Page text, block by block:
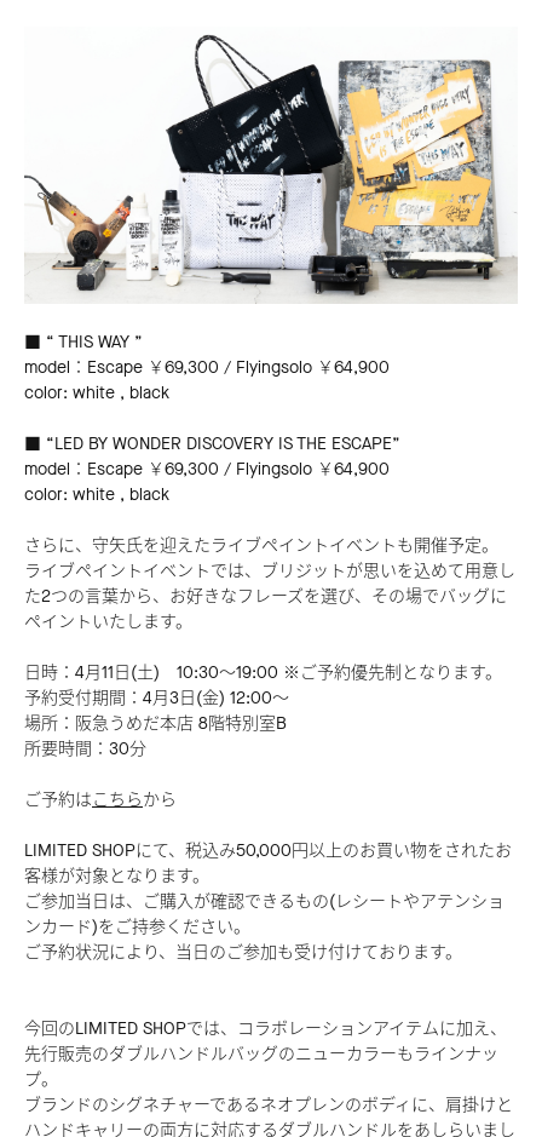
■ “ THIS WAY ”​
model：Escape ￥69,300 / Flyingsolo ￥64,900​
color: white , black
■ “LED BY WONDER DISCOVERY IS THE ESCAPE”​
model：Escape ￥69,300 / Flyingsolo ￥64,900
color: white , black
さらに、守矢氏を迎えたライブペイントイベントも開催予定。 ​
ライブペイントイベントでは、ブリジットが思いを込めて用意し
た2つの言葉から、お好きなフレーズを選び、その場でバッグに
ペイントいたします。
日時：4月11日(土)​ 10:30～19:00 ※ご予約優先制となります。​
予約受付期間：4月3日(金) 12:00～​
場所：阪急うめだ本店 8階特別室B​
所要時間：30分
ご予約はこちらから
LIMITED SHOPにて、税込み50,000円以上のお買い物をされたお
客様が対象となります。
ご参加当日は、ご購入が確認できるもの(レシートやアテンショ
ンカード)をご持参ください。
ご予約状況により、当日のご参加も受け付けております。
今回のLIMITED SHOPでは、コラボレーションアイテムに加え、
先行販売のダブルハンドルバッグのニューカラーもラインナッ
プ。
ブランドのシグネチャーであるネオプレンのボディに、肩掛けと
ハンドキャリーの両方に対応するダブルハンドルをあしらいまし